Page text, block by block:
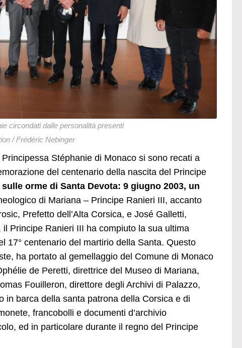
circondati dalle personalità presenti
/ Frédéric Nebinger
Stéphanie di Monaco si sono recati a
del centenario della nascita del Principe
orme di Santa Devota: 9 giugno 2003, un
di Mariana – Principe Ranieri III, accanto
Prefetto dell’Alta Corsica, e José Galletti,
il Principe Ranieri III ha compiuto la sua ultima
17° centenario del martirio della Santa. Questo
ha portato al gemellaggio del Comune di Monaco
de Peretti, direttrice del Museo di Mariana,
Fouilleron, direttore degli Archivi di Palazzo,
in barca della santa patrona della Corsica e di
francobolli e documenti d’archivio
ed in particolare durante il regno del Principe